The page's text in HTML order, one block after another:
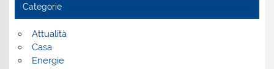
Categorie
Attualità
Casa
Energie